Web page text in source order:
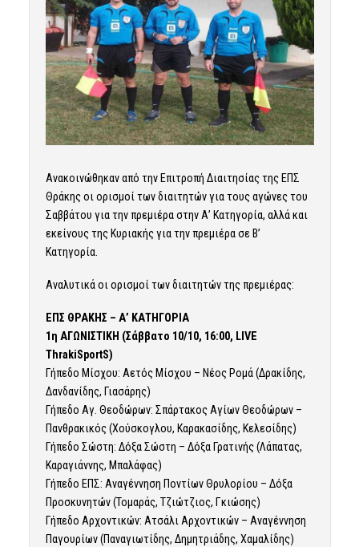
Ανακοινώθηκαν από την Επιτροπή Διαιτησίας της ΕΠΣ
Θράκης οι ορισμοί των διαιτητών για τους αγώνες του
Σαββάτου για την πρεμιέρα στην Α’ Κατηγορία, αλλά και
εκείνους της Κυριακής για την πρεμιέρα σε Β’
Κατηγορία.
Αναλυτικά οι ορισμοί των διαιτητών της πρεμιέρας:
ΕΠΣ ΘΡΑΚΗΣ – Α’ ΚΑΤΗΓΟΡΙΑ
1η ΑΓΩΝΙΣΤΙΚΗ (Σάββατο 10/10, 16:00, LIVE
ThrakiSportS)
Γήπεδο Μίσχου: Αετός Μίσχου – Νέος Ρομά (Δρακίδης,
Δανδανίδης, Γιασάρης)
Γήπεδο Αγ. Θεοδώρων: Σπάρτακος Αγίων Θεοδώρων –
Πανθρακικός (Χούσκογλου, Καρακασίδης, Κελεσίδης)
Γήπεδο Σώστη: Δόξα Σώστη – Δόξα Γρατινής (Λάπατας,
Καραγιάννης, Μπαλάφας)
Γήπεδο ΕΠΣ: Αναγέννηση Ποντίων Θρυλορίου – Δόξα
Προσκυνητών (Τομαράς, Τζιώτζιος, Γκιώσης)
Γήπεδο Αρχοντικών: Ατσάλι Αρχοντικών – Αναγέννηση
Παγουρίων (Παναγιωτίδης, Δημητριάδης, Χαμαλίδης)